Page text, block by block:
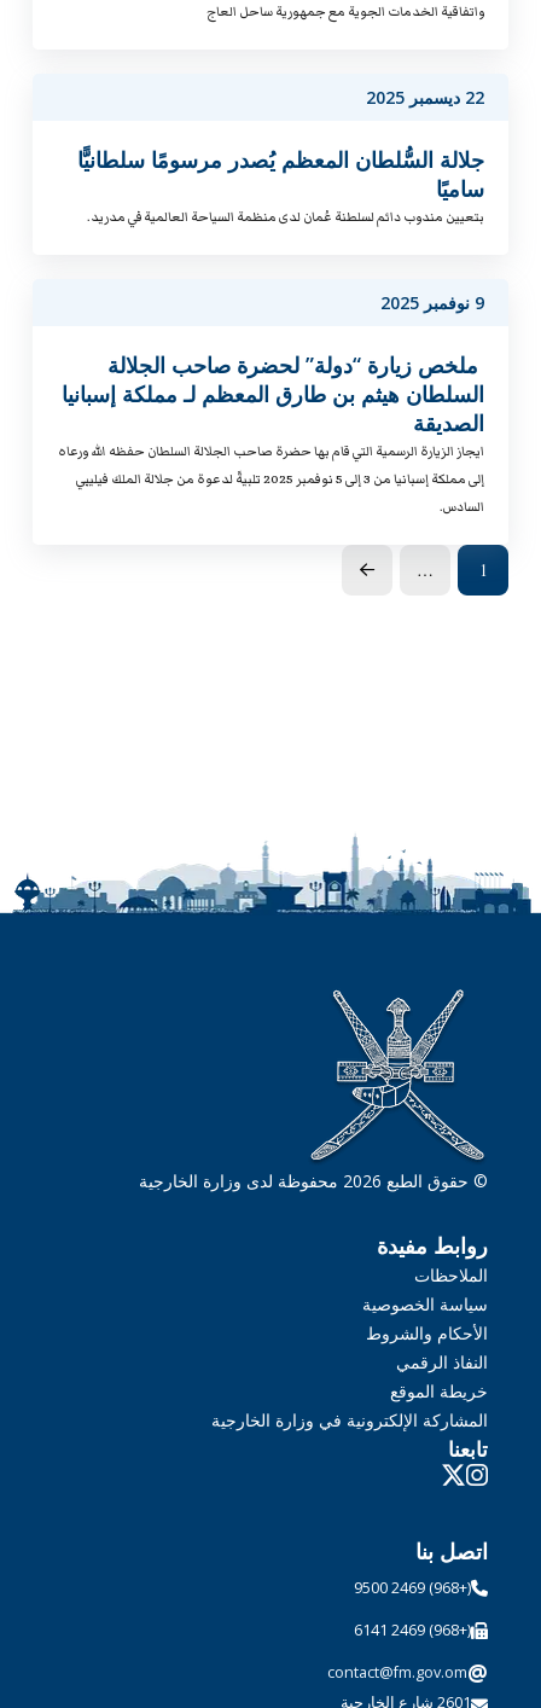
واتفاقية الخدمات الجوية مع جمهورية ساحل العاج
22 ديسمبر 2025
جلالة السُّلطان المعظم يُصدر مرسومًا سلطانيًّا
ساميًا
بتعيين مندوب دائم لسلطنة عُمان لدى منظمة السياحة العالمية في مدريد.
9 نوفمبر 2025
ملخص زيارة “دولة” لحضرة صاحب الجلالة
السلطان هيثم بن طارق المعظم لـ مملكة إسبانيا
الصديقة
ايجاز الزيارة الرسمية التي قام بها حضرة صاحب الجلالة السلطان حفظه الله ورعاه
إلى مملكة إسبانيا من 3 إلى 5 نوفمبر 2025 تلبيةً لدعوة من جلالة الملك فيليبي
السادس.
1
…
Prev
© حقوق الطبع 2026 محفوظة لدى وزارة الخارجية
روابط مفيدة
الملاحظات
سياسة الخصوصية
الأحكام والشروط
النفاذ الرقمي
خريطة الموقع
المشاركة الإلكترونية في وزارة الخارجية
تابعنا
اتصل بنا
(+968) 2469 9500
(+968) 2469 6141
@
contact@fm.gov.om
2601 شارع الخارجية